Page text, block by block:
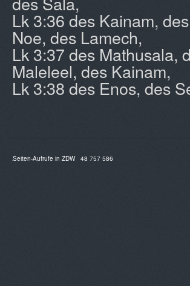
Lk 3:36 des Kainam,
Noe, des Lamech,
Lk 3:37 des Mathusala,
Maleleel, des Kainam,
Lk 3:38 des Enos, des
Seiten-Aufrufe in ZDW 48 757 586